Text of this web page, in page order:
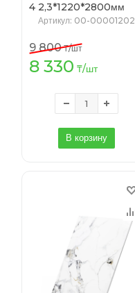
4 2,3*1220*2800мм
Артикул: 00-00001202
8 330 ₸/шт
9 800₸/шт
В корзину